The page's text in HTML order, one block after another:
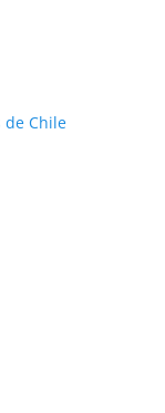
de Chile